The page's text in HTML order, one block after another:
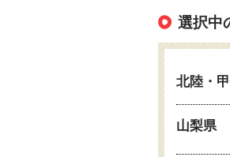
選択中
北陸・
山梨県